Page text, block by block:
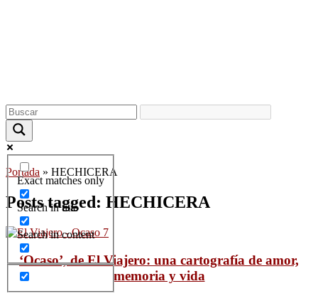
Exact matches only
Search in title
Search in content
Portada » HECHICERA
Posts tagged: HECHICERA
‘Ocaso’, de El Viajero: una cartografía de amor,
memoria y vida